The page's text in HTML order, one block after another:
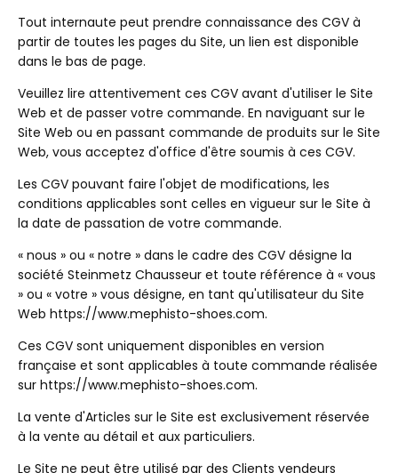
Tout internaute peut prendre connaissance des CGV à
partir de toutes les pages du Site, un lien est disponible
dans le bas de page.
Veuillez lire attentivement ces CGV avant d'utiliser le Site
Web et de passer votre commande. En naviguant sur le
Site Web ou en passant commande de produits sur le Site
Web, vous acceptez d'office d'être soumis à ces CGV.
Les CGV pouvant faire l'objet de modifications, les
conditions applicables sont celles en vigueur sur le Site à
la date de passation de votre commande.
« nous » ou « notre » dans le cadre des CGV désigne la
société Steinmetz Chausseur et toute référence à « vous
» ou « votre » vous désigne, en tant qu'utilisateur du Site
Web https://www.mephisto-shoes.com.
Ces CGV sont uniquement disponibles en version
française et sont applicables à toute commande réalisée
sur https://www.mephisto-shoes.com.
La vente d'Articles sur le Site est exclusivement réservée
à la vente au détail et aux particuliers.
Le Site ne peut être utilisé par des Clients vendeurs